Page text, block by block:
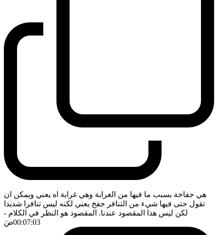
هي جفاخة بسبب ما فيها من الغرابة وهي غرابة اه يعني ويمكن ان
تقول حتى فيها شيء من التنافر جفخ يعني لكنه ليس تنافرا شديدا
لكن ليس هذا المقصود عندنا. المقصود هو النظر في الكلام -
00:07:03ضَ